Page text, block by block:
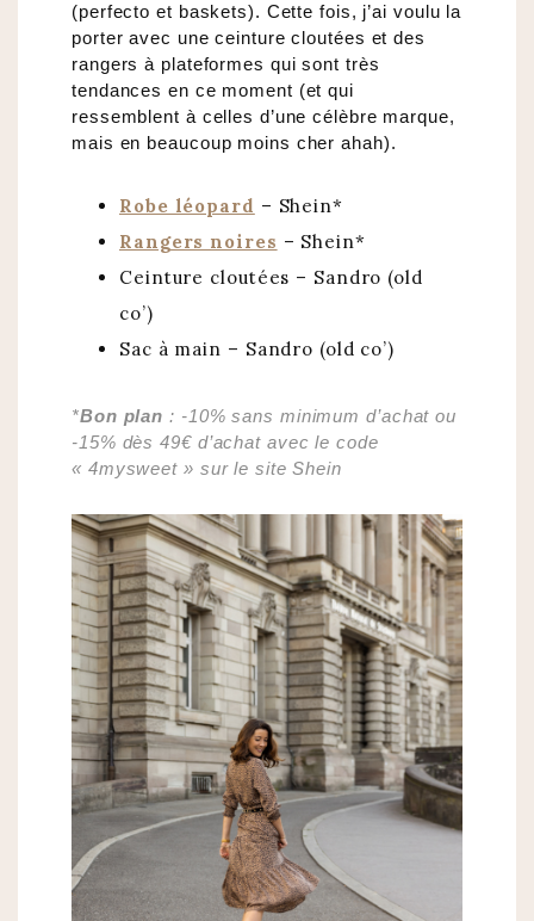
(perfecto et baskets). Cette fois, j’ai voulu la
porter avec une ceinture cloutées et des
rangers à plateformes qui sont très
tendances en ce moment (et qui
ressemblent à celles d’une célèbre marque,
mais en beaucoup moins cher ahah).
Robe léopard – Shein*
Rangers noires – Shein*
Ceinture cloutées – Sandro (old
co’)
Sac à main – Sandro (old co’)
*Bon plan : -10% sans minimum d’achat ou
-15% dès 49€ d’achat avec le code
« 4mysweet » sur le site Shein